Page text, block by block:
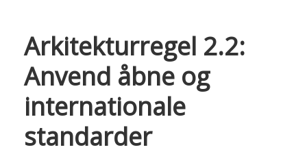
Arkitekturregel 2.2:
Anvend åbne og
internationale
standarder